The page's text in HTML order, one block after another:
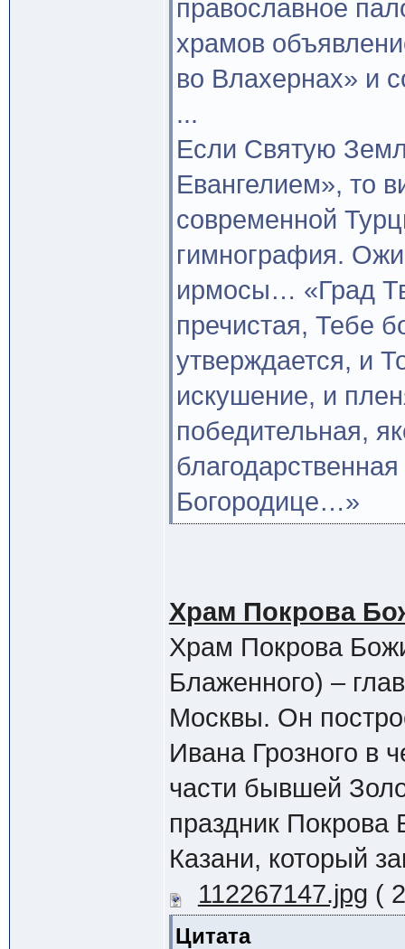
православное
храмов
во Влахернах» и
...
Если Святую
Евангелием», то
современной
гимнография.
ирмосы… «Град
пречистая, Тебе
утверждается, и
искушение, и
победительная,
Богородице…»
Храм Покрова
Храм Покрова
Блаженного) –
Москвы. Он
Ивана Грозного в
части бывшей
праздник
Казани, который
112267147.jpg (
Цитата